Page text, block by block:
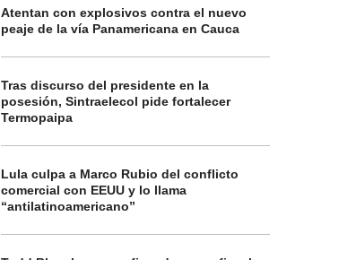
Atentan con explosivos contra el nuevo
peaje de la vía Panamericana en Cauca
Tras discurso del presidente en la
posesión, Sintraelecol pide fortalecer
Termopaipa
Lula culpa a Marco Rubio del conflicto
comercial con EEUU y lo llama
“antilatinoamericano”